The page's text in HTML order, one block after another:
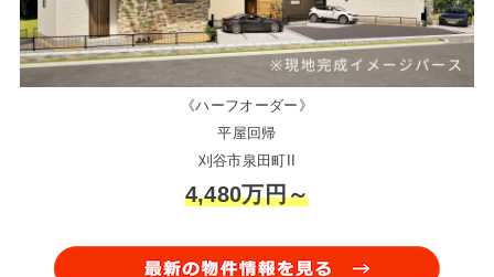
《ハーフオーダー》
平屋回帰
刈谷市泉田町II
4,480万円～